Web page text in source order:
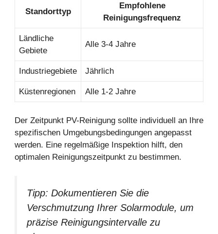
Standorttyp
Empfohlene
Reinigungsfrequenz
Ländliche
Gebiete
Alle 3-4 Jahre
Industriegebiete Jährlich
Küstenregionen Alle 1-2 Jahre
Der Zeitpunkt PV-Reinigung sollte individuell an Ihre
spezifischen Umgebungsbedingungen angepasst
werden. Eine regelmäßige Inspektion hilft, den
optimalen Reinigungszeitpunkt zu bestimmen.
Tipp: Dokumentieren Sie die
Verschmutzung Ihrer Solarmodule, um
präzise Reinigungsintervalle zu